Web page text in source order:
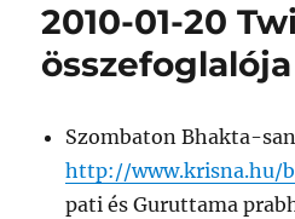
2010-01-20
összefoglalója
Szombaton Bhakta-
http://www.krisna.hu/
pati és Guruttama